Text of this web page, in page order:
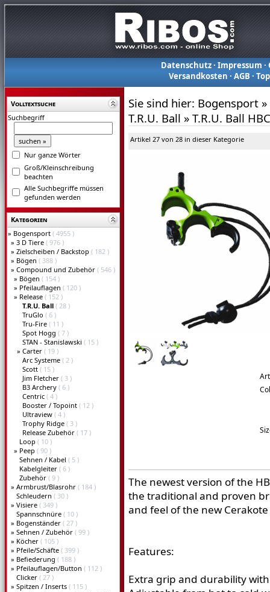
Datenschutz· Impressum ·
Versandkosten ·AGB ·
Volltextsuche
Suchbegriff
Nur ganze Wörter
Groß/Kleinschreibung
beachten
Alle Suchbegriffe müssen
gefunden werden
Kategorien
» Bogensport ( 4955 )
» 3 D Tiere ( 976 )
» Zielscheiben / Backstop ( 182 )
» Bögen ( 388 )
» Compound und Zubehör ( 546 )
» Bögen ( 154 )
» Pfeilauflagen ( 120 )
» Release ( 152 )
T.R.U. Ball ( 28 )
TruGlo ( 6 )
Tru-Fire ( 11 )
Spot Hogg ( 7 )
STAN - Stanislawski ( 15 )
» Carter ( 19 )
Arc Systeme ( 2 )
Scott ( 15 )
Jim Fletcher ( 3 )
B3 Archery ( 6 )
Centric ( 4 )
Booster / Topoint ( 12 )
Ultraview ( 4 )
Trophy Ridge ( 3 )
Release Zubehör ( 17 )
Loop ( 10 )
» Peep ( 90 )
Sehnen / Kabel ( 5 )
Kabelgleiter ( 6 )
Zubehör ( 9 )
» Armbrust/Blasrohr ( 184 )
Schleudern ( 30 )
» Visiere ( 349 )
Spannschnüre ( 10 )
» Bogenständer ( 27 )
» Sehnen / Zubehör ( 99 )
» Köcher ( 105 )
» Pfeile/Schäfte ( 399 )
» Befiederung ( 188 )
» Pfeilauflagen/Button ( 112 )
Clicker ( 27 )
» Spitzen / Inserts ( 115 )
Sie sind hier: Bogensport »
T.R.U. Ball » T.R.U. Ball
Artikel 27 von 28 in dieser Kategorie
The newest version of the
the traditional and proven
and feel of the new
Features:
Extra grip and durability